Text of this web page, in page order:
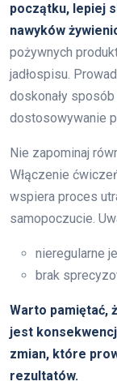
początku, lepiej
nawyków
pożywnych
jadłospisu.
doskonały
dostosowywanie
Nie zapominaj
Włączenie
wspiera proces
samopoczucie.
nieregularne
brak
Warto pamiętać,
jest
zmian, które
rezultatów.